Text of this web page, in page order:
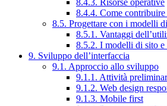
8.4.4. Come
8.5. Progettare con i modelli
8.5.1. Vantaggi
8.5.2. I modelli di sito
9. Sviluppo dell’interfaccia
9.1. Approccio allo sviluppo
9.1.1. Attività
9.1.2. Web design
9.1.3. Mobile first